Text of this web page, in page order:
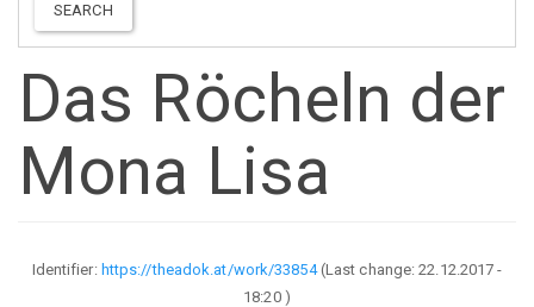
SEARCH
Das Röcheln der
Mona Lisa
Identifier: https://theadok.at/work/33854(Last change:22.12.2017 -
18:20)